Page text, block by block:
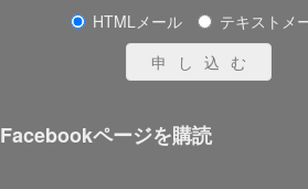
HTMLメール
テキストメ
申し込む
Facebookページを購読